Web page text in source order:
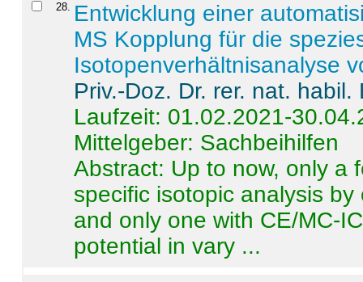
28. Entwicklung einer
MS Kopplung für die
Isotopenverhältnisanalyse
Priv.-Doz. Dr. rer. nat.
Laufzeit: 01.02.2021-
Mittelgeber: Sachbeihilfen
Abstract: Up to now, only a
specific isotopic analysis
and only one with CE/MC-
potential in vary ...